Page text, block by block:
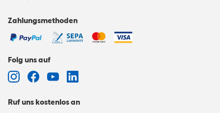
Zahlungsmethoden
Folg uns auf
Ruf uns kostenlos an